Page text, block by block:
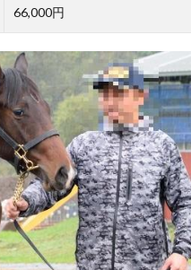
66,000円